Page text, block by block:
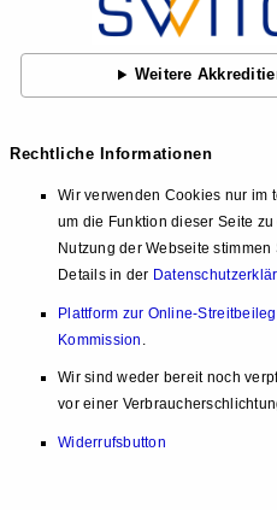
Weitere
Rechtliche Informationen
Wir verwenden Cookies nur im
um die Funktion dieser Seite
Nutzung der Webseite
Details in der
Plattform zur Online-
Kommission
Wir sind weder bereit noch
vor einer
Widerrufsbutton